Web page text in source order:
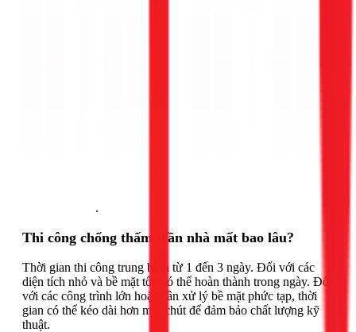
.
Thi công chống thấm trần nhà mất bao lâu?
Thời gian thi công trung bình từ 1 đến 3 ngày. Đối với các
diện tích nhỏ và bề mặt tốt, có thể hoàn thành trong ngày. Đối
với các công trình lớn hoặc cần xử lý bề mặt phức tạp, thời
gian có thể kéo dài hơn một chút để đảm bảo chất lượng kỹ
thuật.